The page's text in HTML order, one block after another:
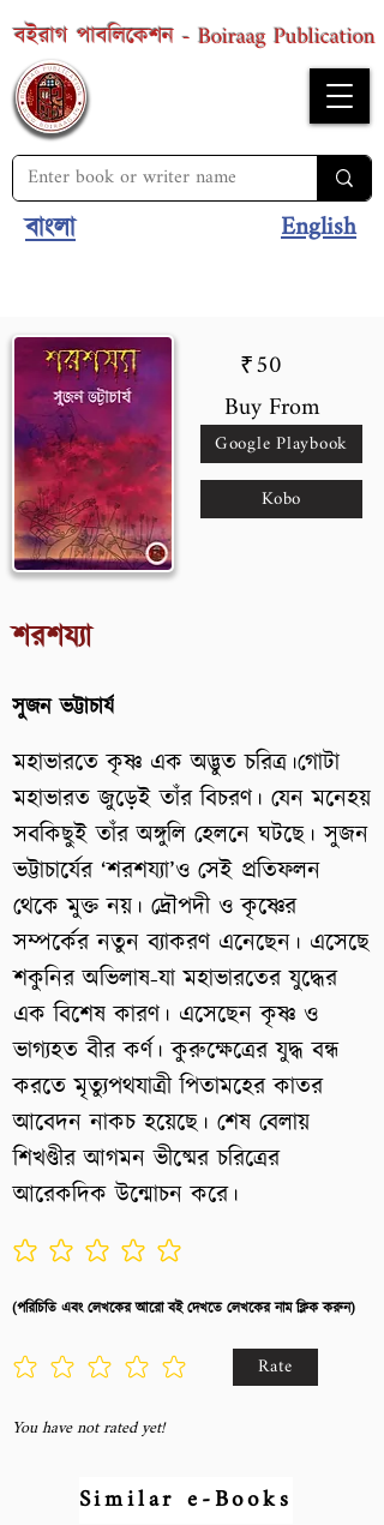
বইরাগ পাবলিকেশন - Boiraag Publication
বাংলা English
50
₹
Buy From
Google Playbook
Kobo
শরশয্যা
সুজন ভট্টাচার্য
মহাভারতে কৃষ্ণ এক অদ্ভুত চরিত্র।গোটা
মহাভারত জুড়েই তাঁর বিচরণ। যেন মনেহয়
সবকিছুই তাঁর অঙ্গুলি হেলনে ঘটছে। সুজন
ভট্টাচার্যের ‘শরশয্যা’ও সেই প্রতিফলন
থেকে মুক্ত নয়। দ্রৌপদী ও কৃষ্ণের
সম্পর্কের নতুন ব্যাকরণ এনেছেন। এসেছে
শকুনির অভিলাষ-যা মহাভারতের যুদ্ধের
এক বিশেষ কারণ। এসেছেন কৃষ্ণ ও
ভাগ্যহত বীর কর্ণ। কুরুক্ষেত্রের যুদ্ধ বন্ধ
করতে মৃত্যুপথযাত্রী পিতামহের কাতর
আবেদন নাকচ হয়েছে। শেষ বেলায়
শিখণ্ডীর আগমন ভীষ্মের চরিত্রের
আরেকদিক উন্মোচন করে।
No ratings yet
(পরিচিতি এবং লেখকের আরো বই দেখতে লেখকের নাম ক্লিক করুন)
Rate
You have not rated yet!
Similar e-Books